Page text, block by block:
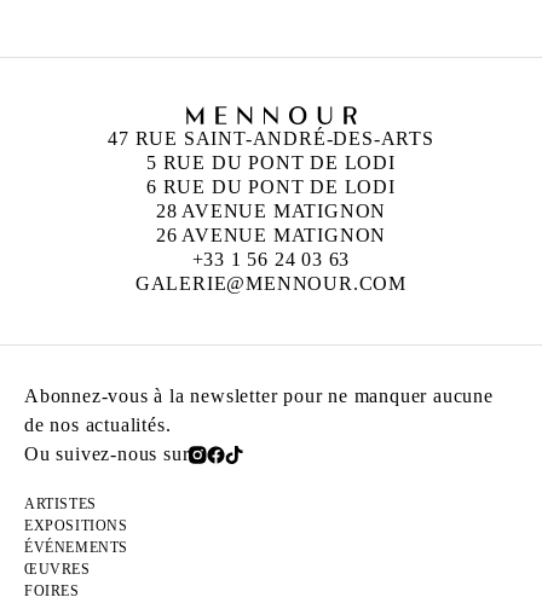
47 RUE SAINT-ANDRÉ-DES-ARTS
5 RUE DU PONT DE LODI
6 RUE DU PONT DE LODI
28 AVENUE MATIGNON
26 AVENUE MATIGNON
+33 1 56 24 03 63
GALERIE@MENNOUR.COM
Abonnez-vous à la newsletter pour ne manquer aucune
de nos actualités.
Ou suivez-nous sur
ARTISTES
EXPOSITIONS
ÉVÉNEMENTS
ŒUVRES
FOIRES